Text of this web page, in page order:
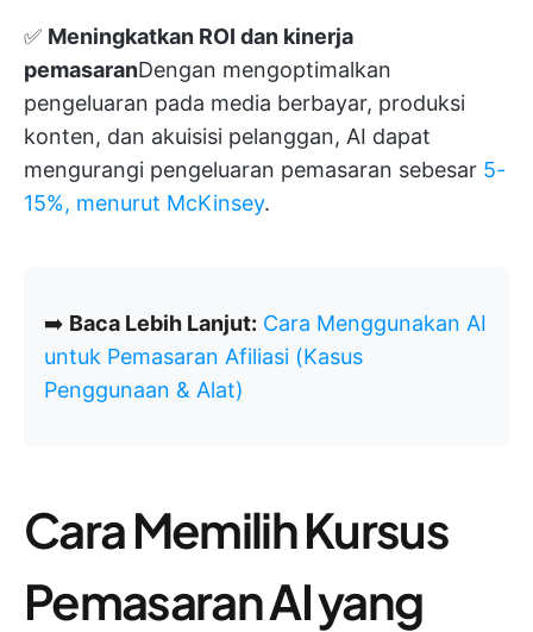
✅ Meningkatkan ROI dan kinerja
pemasaranDengan mengoptimalkan
pengeluaran pada media berbayar, produksi
konten, dan akuisisi pelanggan, AI dapat
mengurangi pengeluaran pemasaran sebesar 5-
15%, menurut McKinsey.
➡️ Baca Lebih Lanjut: Cara Menggunakan AI
untuk Pemasaran Afiliasi (Kasus
Penggunaan & Alat)
Cara Memilih Kursus
Pemasaran AI yang